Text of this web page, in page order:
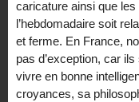
caricature ainsi que
l’hebdomadaire soit
et ferme. En France,
pas d’exception, car
vivre en bonne
croyances, sa